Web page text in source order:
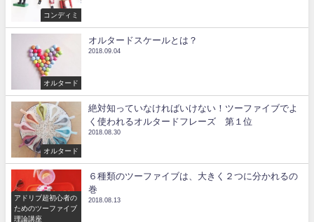
コンディミ
オルタード
オルタードスケールとは？
2018.09.04
オルタード
絶対知っていなければいけない！ツーファイブでよ
く使われるオルタードフレーズ 第１位
2018.08.30
アドリブ超初心者の
ためのツーファイブ
理論講座
６種類のツーファイブは、大きく２つに分かれるの
巻
2018.08.13